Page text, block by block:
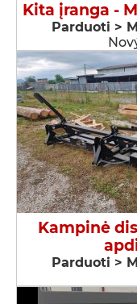
Kita įranga -
Parduoti >
Kampinė
Parduoti >